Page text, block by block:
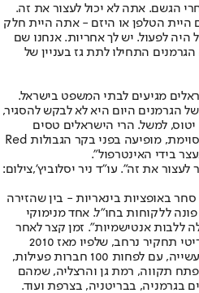
הגשם. אתה לא יכול לעצור את זה.
היית הטלפן או היזם - אתה היית חלק
היה לפעול. יש לך אחריות. אנחנו שם
התחילו לתת גז בעניין של
מגיעים לבתי המשפט בישראל.
הגרמנים היום היא לא לבקש להסגיר,
למשל. הרי הישראלים טסים
הרבה. ואז, כשהוא מגיע למדינה מסוימת, מופיעה בפני בקר הגבולות Red
את זה". עו"ד ניר יסלוביץ',צילום:
סחר באופציות בינאריות - בין שהזירה
ללקוחות בחו"ל. אחד מנימוקי
ללבות אנטישמיות". זמן קצר לאחר
מכן, ב־2018, פרסם ה"גרדיאן" הבריטי תחקיר נרחב, שלפיו מאז 2010
הפכה ישראל למרכז עולמי של התעשייה, עם לפחות 100 חברות פעילות,
פתח תקווה, רמת גן והרצליה, שמהם
בגרמניה, בבריטניה, בצרפת ועוד.